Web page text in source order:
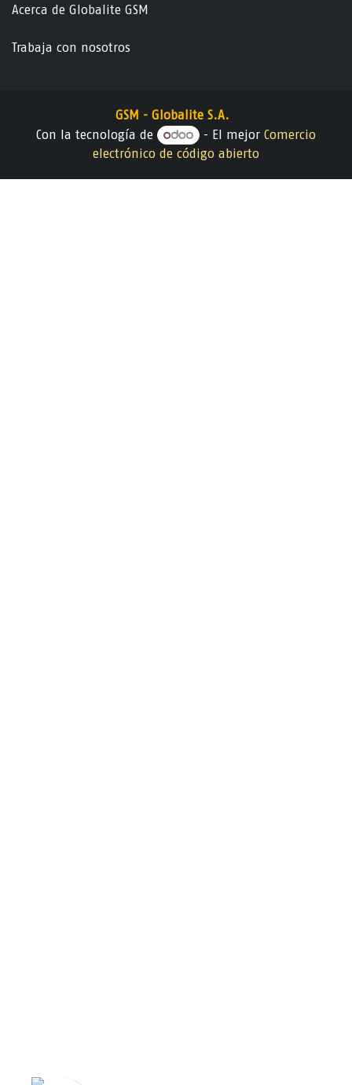
Acerca de Globalite GSM
Trabaja con nosotros
GSM - Globalite S.A.
Con la tecnología de
- El mejorComercio
electrónico de código abierto